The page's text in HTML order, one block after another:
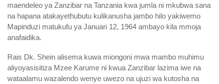
maendeleo ya Zanzibar na Tanzania kwa jumla ni mkubwa sana
na hapana atakayethubutu kulikanusha jambo hilo yakiwemo
Mapinduzi matukufu ya Januari 12, 1964 ambayo kila mmoja
anafaidika.
Rais Dk. Shein alisema kuwa miongoni mwa mambo muhimu
aliyoyasisitiza Mzee Karume ni kwua Zanzibar lazima iwe na
wataalamu wazalendo wenye uwezo na ujuzi wa kutosha na